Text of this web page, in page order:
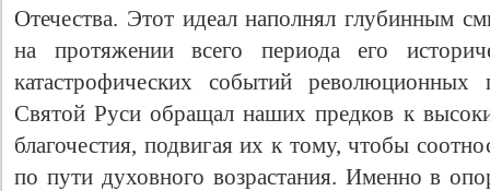
Отечества. Этот идеал наполнял глубинным
на протяжении всего периода его
катастрофических событий
Святой Руси обращал наших предков к
благочестия, подвигая их к тому, чтобы
по пути духовного возрастания. Именно в